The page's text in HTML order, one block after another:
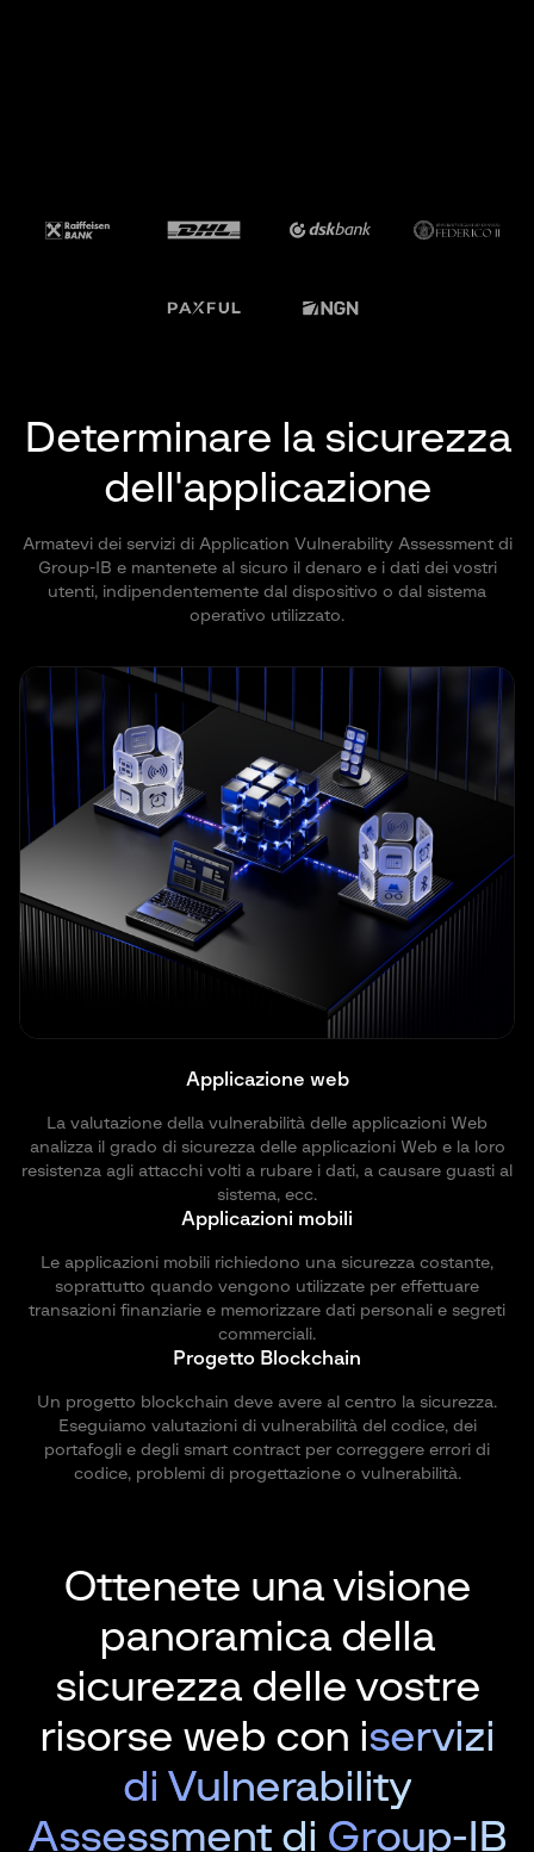
Determinare la sicurezza
dell'applicazione
Armatevi dei servizi di Application Vulnerability Assessment di
Group-IB e mantenete al sicuro il denaro e i dati dei vostri
utenti, indipendentemente dal dispositivo o dal sistema
operativo utilizzato.
Applicazione web
La valutazione della vulnerabilità delle applicazioni Web
analizza il grado di sicurezza delle applicazioni Web e la loro
resistenza agli attacchi volti a rubare i dati, a causare guasti al
sistema, ecc.
Applicazioni mobili
Le applicazioni mobili richiedono una sicurezza costante,
soprattutto quando vengono utilizzate per effettuare
transazioni finanziarie e memorizzare dati personali e segreti
commerciali.
Progetto Blockchain
Un progetto blockchain deve avere al centro la sicurezza.
Eseguiamo valutazioni di vulnerabilità del codice, dei
portafogli e degli smart contract per correggere errori di
codice, problemi di progettazione o vulnerabilità.
Ottenete una visione
panoramica della
sicurezza delle vostre
risorse web con iservizi
di Vulnerability
Assessment di Group-IB